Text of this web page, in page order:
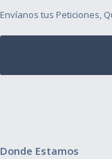
Envíanos tus Peticiones,
Donde Estamos